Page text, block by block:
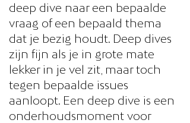
deep dive naar een bepaalde
vraag of een bepaald thema
dat je bezig houdt. Deep dives
zijn fijn als je in grote mate
lekker in je vel zit, maar toch
tegen bepaalde issues
aanloopt. Een deep dive is een
onderhoudsmoment voor